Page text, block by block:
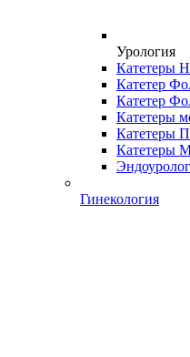
Урология
Катетеры
Катетер
Катетер
Катетеры
Катетеры
Катетеры
Гинекология